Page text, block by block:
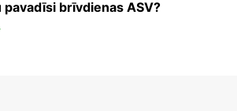
pavadīsi brīvdienas ASV?